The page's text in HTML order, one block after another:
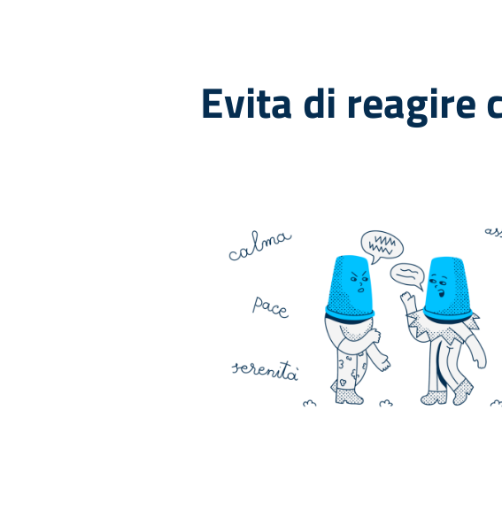
Evita di reagire